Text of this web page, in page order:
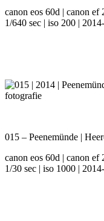
canon eos 60d | canon
1/640 sec | iso 200 |
015 – Peenemünde |
canon eos 60d | canon
1/30 sec | iso 1000 |